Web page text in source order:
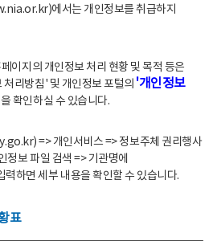
에서는 개인정보를 취급하지
이지의 개인정보 처리 현황 및 목적 등은
리방침' 및 개인정보 포털의 '개인정보
확인하실 수 있습니다.
=> 개인서비스 => 정보주체 권리행사
정보 파일 검색 => 기관명에
하면 세부 내용을 확인할 수 있습니다.
표